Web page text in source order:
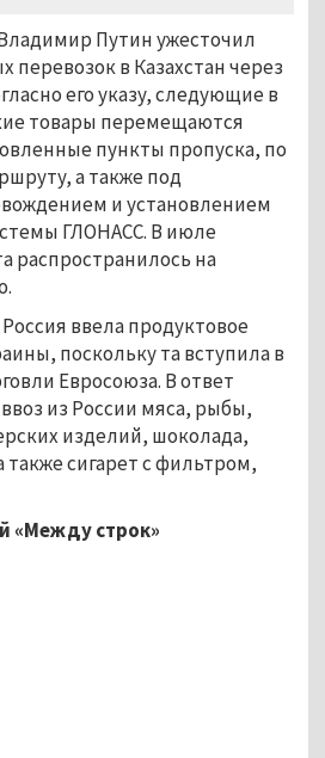
Путин ужесточил
перевозок в Казахстан через
его указу, следующие в
товары перемещаются
пункты пропуска, по
а также под
и установлением
ГЛОНАСС. В июле
распространилось на
ввела продуктовое
поскольку та вступила в
Евросоюза. В ответ
из России мяса, рыбы,
изделий, шоколада,
также сигарет с фильтром,
«Между строк»